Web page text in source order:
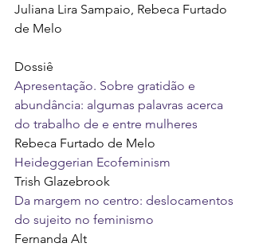
Juliana Lira Sampaio, Rebeca Furtado
de Melo
Dossiê
Apresentação. Sobre gratidão e
abundância: algumas palavras acerca
do trabalho de e entre mulheres
Rebeca Furtado de Melo
Heideggerian Ecofeminism
Trish Glazebrook
Da margem no centro: deslocamentos
do sujeito no feminismo
Fernanda Alt